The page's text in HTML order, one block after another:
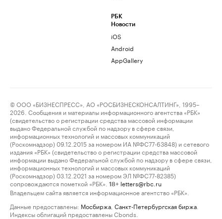
РБК
Новости
iOS
Android
AppGallery
© ООО «БИЗНЕСПРЕСС», АО «РОСБИЗНЕСКОНСАЛТИНГ», 1995–
2026. Сообщения и материалы информационного агентства «РБК»
(свидетельство о регистрации средства массовой информации
выдано Федеральной службой по надзору в сфере связи,
информационных технологий и массовых коммуникаций
(Роскомнадзор) 09.12.2015 за номером ИА №ФС77-63848) и сетевого
издания «РБК» (свидетельство о регистрации средства массовой
информации выдано Федеральной службой по надзору в сфере связи,
информационных технологий и массовых коммуникаций
(Роскомнадзор) 03.12.2021 за номером ЭЛ №ФС77-82385)
сопровождаются пометкой «РБК».
18+ letters@rbc.ru
Владельцем сайта является информационное агентство «РБК».
Данные предоставлены: Мосбиржа Санкт-Петербургская биржа
Индексы облигаций предоставлены Cbonds.